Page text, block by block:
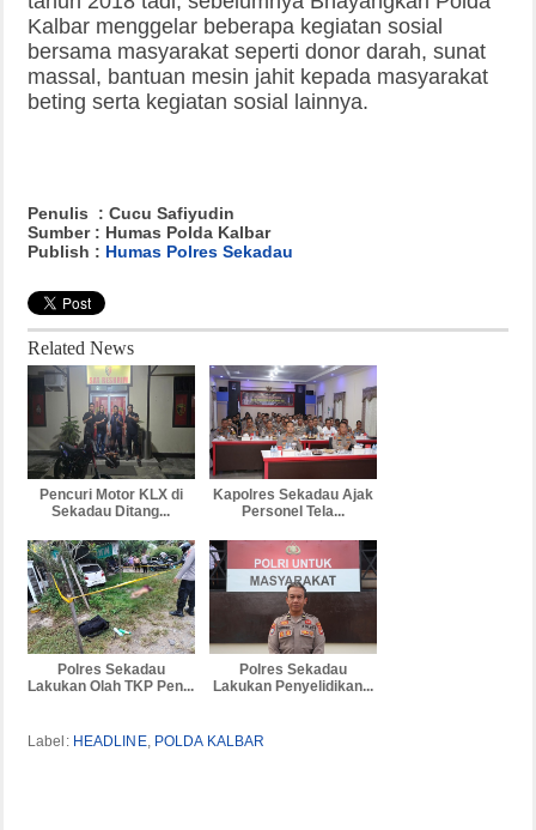
Kalbar menggelar beberapa kegiatan sosial
bersama masyarakat seperti donor darah, sunat
massal, bantuan mesin jahit kepada masyarakat
beting serta kegiatan sosial lainnya.
Penulis : Cucu Safiyudin
Sumber : Humas Polda Kalbar
Publish : Humas Polres Sekadau
Related News
Pencuri Motor KLX di
Sekadau Ditang...
Kapolres Sekadau Ajak
Personel Tela...
Polres Sekadau
Lakukan Olah TKP Pen...
Polres Sekadau
Lakukan Penyelidikan...
Label: HEADLINE, POLDA KALBAR